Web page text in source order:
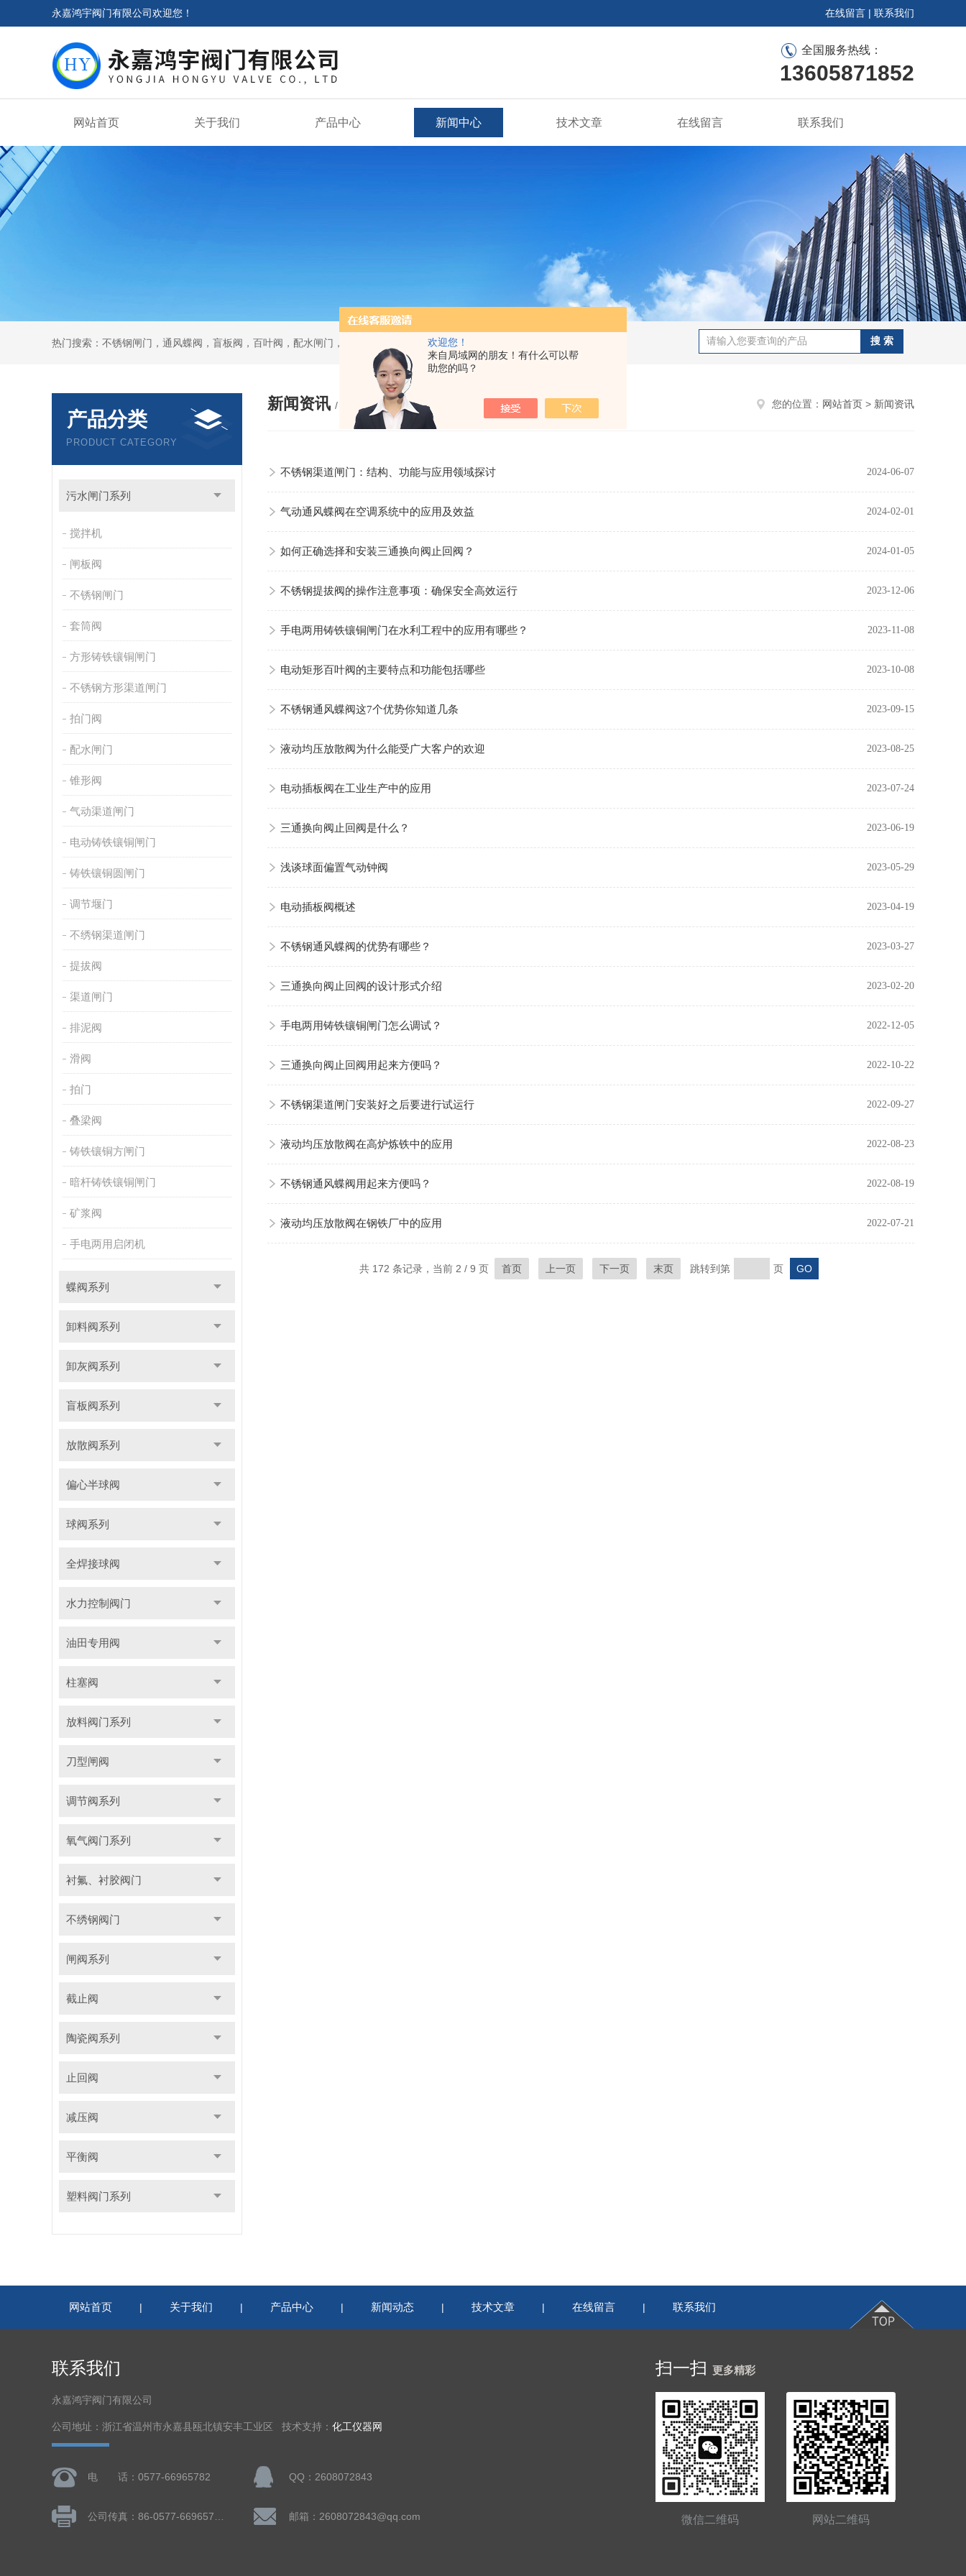
欢迎您！
来自局域网的朋友！有什么可以帮
助您的吗？
永嘉鸿宇阀门有限公司欢迎您！ 在线留言 | 联系我们
全国服务热线：
13605871852
网站首页 关于我们 产品中心 新闻中心 技术文章 在线留言 联系我们
热门搜索：不锈钢闸门，通风蝶阀，盲板阀，百叶阀，配水闸门，套筒排泥阀，渠道闸门，分料阀
产品分类
PRODUCT CATEGORY
污水闸门系列
搅拌机
闸板阀
不锈钢闸门
套筒阀
方形铸铁镶铜闸门
不锈钢方形渠道闸门
拍门阀
配水闸门
锥形阀
气动渠道闸门
电动铸铁镶铜闸门
铸铁镶铜圆闸门
调节堰门
不绣钢渠道闸门
提拔阀
渠道闸门
排泥阀
滑阀
拍门
叠梁阀
铸铁镶铜方闸门
暗杆铸铁镶铜闸门
矿浆阀
手电两用启闭机
蝶阀系列
卸料阀系列
卸灰阀系列
盲板阀系列
放散阀系列
偏心半球阀
球阀系列
全焊接球阀
水力控制阀门
油田专用阀
柱塞阀
放料阀门系列
刀型闸阀
调节阀系列
氧气阀门系列
衬氟、衬胶阀门
不绣钢阀门
闸阀系列
截止阀
陶瓷阀系列
止回阀
减压阀
平衡阀
塑料阀门系列
新闻资讯 / NEWS 您的位置： 网站首页 > 新闻资讯
不锈钢渠道闸门：结构、功能与应用领域探讨 2024-06-07
气动通风蝶阀在空调系统中的应用及效益 2024-02-01
如何正确选择和安装三通换向阀止回阀？ 2024-01-05
不锈钢提拔阀的操作注意事项：确保安全高效运行 2023-12-06
手电两用铸铁镶铜闸门在水利工程中的应用有哪些？ 2023-11-08
电动矩形百叶阀的主要特点和功能包括哪些 2023-10-08
不锈钢通风蝶阀这7个优势你知道几条 2023-09-15
液动均压放散阀为什么能受广大客户的欢迎 2023-08-25
电动插板阀在工业生产中的应用 2023-07-24
三通换向阀止回阀是什么？ 2023-06-19
浅谈球面偏置气动钟阀 2023-05-29
电动插板阀概述 2023-04-19
不锈钢通风蝶阀的优势有哪些？ 2023-03-27
三通换向阀止回阀的设计形式介绍 2023-02-20
手电两用铸铁镶铜闸门怎么调试？ 2022-12-05
三通换向阀止回阀用起来方便吗？ 2022-10-22
不锈钢渠道闸门安装好之后要进行试运行 2022-09-27
液动均压放散阀在高炉炼铁中的应用 2022-08-23
不锈钢通风蝶阀用起来方便吗？ 2022-08-19
液动均压放散阀在钢铁厂中的应用 2022-07-21
共 172 条记录，当前 2 / 9 页 首页 上一页 下一页 末页 跳转到第 页
网站首页 | 关于我们 | 产品中心 | 新闻动态 | 技术文章 | 在线留言 | 联系我们
联系我们
永嘉鸿宇阀门有限公司
公司地址：浙江省温州市永嘉县瓯北镇安丰工业区 技术支持： 化工仪器网
电 话：0577-66965782 QQ：2608072843
邮箱：2608072843@qq.com
扫一扫 更多精彩
微信二维码 网站二维码